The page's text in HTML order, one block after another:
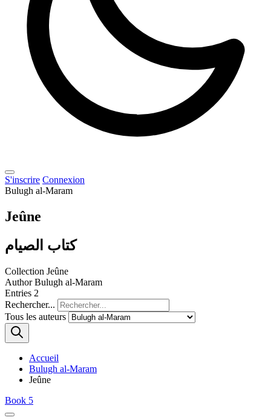
S'inscrire Connexion
Bulugh al-Maram
Jeûne
كتاب الصيام
Collection Jeûne
Author Bulugh al-Maram
Entries 2
Rechercher...
Tous les auteurs
Accueil
Bulugh al-Maram
Jeûne
Book 5